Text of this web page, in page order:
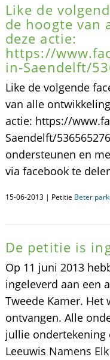
Like de
de hoogte van
deze actie:
https://
in-Saendelft/
Like de volgende
van alle
actie: https://
Saendelft/
ondersteunen en
via facebook te
15-06-2013 | Petitie Beter
De petitie is
Op 11 juni 2013
ingeleverd aan een
Tweede Kamer.
ontvangen. Alle
jullie ondertekening
Leeuwis Namens